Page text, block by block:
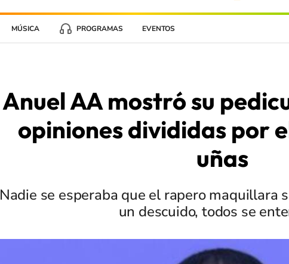
MÚSICA PROGRAMAS EVENTOS
Anuel AA mostró su
opiniones divididas por
uñas
Nadie se esperaba que el rapero maquillara
un descuido, todos se